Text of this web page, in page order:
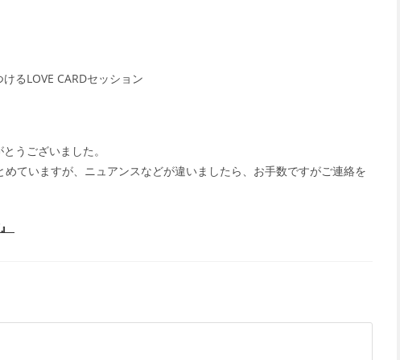
るLOVE CARDセッション
うございました。
ていますが、ニュアンスなどが違いましたら、お手数ですがご連絡を